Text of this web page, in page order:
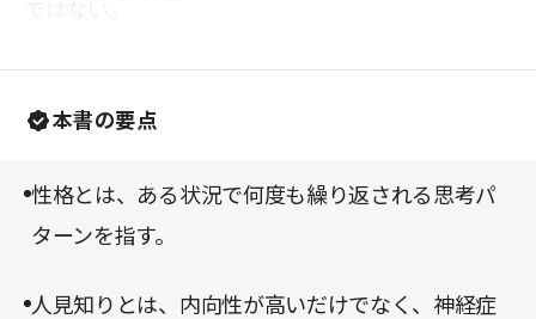
本書の要点
性格とは、ある状況で何度も繰り返される思考パ
ターンを指す。
人見知りとは、内向性が高いだけでなく、神経症